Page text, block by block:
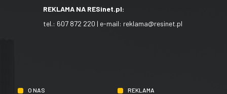
REKLAMA NA RESinet.pl:
tel.: 607 872 220 | e-mail: reklama@resinet.pl
O NAS
REKLAMA